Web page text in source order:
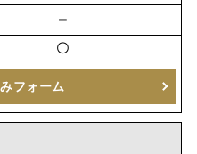
－
〇
フォーム